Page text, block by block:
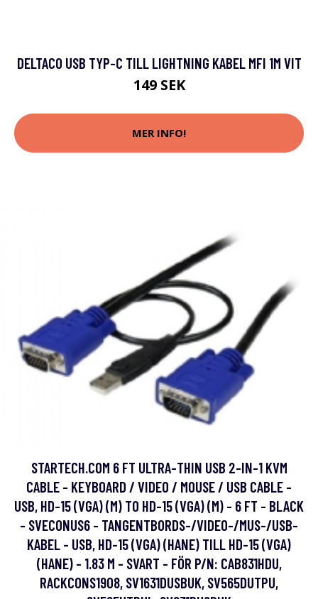
DELTACO USB TYP-C TILL LIGHTNING KABEL MFI 1M VIT
149 SEK
MER INFO!
STARTECH.COM 6 FT ULTRA-THIN USB 2-IN-1 KVM
CABLE - KEYBOARD / VIDEO / MOUSE / USB CABLE -
USB, HD-15 (VGA) (M) TO HD-15 (VGA) (M) - 6 FT - BLACK
- SVECONUS6 - TANGENTBORDS-/VIDEO-/MUS-/USB-
KABEL - USB, HD-15 (VGA) (HANE) TILL HD-15 (VGA)
(HANE) - 1.83 M - SVART - FÖR P/N: CAB831HDU,
RACKCONS1908, SV1631DUSBUK, SV565DUTPU,